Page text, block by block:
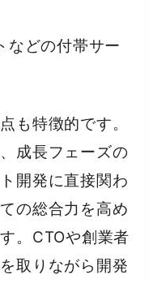
などの付帯サー
も特徴的です。
成長フェーズの
開発に直接関わ
の総合力を高め
。CTOや創業者
取りながら開発